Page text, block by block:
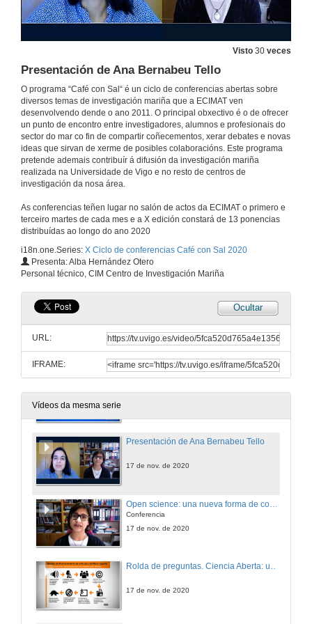
Visto 30 veces
Presentación de Ana Bernabeu Tello
O programa “Café con Sal“ é un ciclo de conferencias abertas sobre
diversos temas de investigación mariña que a ECIMAT ven
desenvolvendo dende o ano 2011. O principal obxectivo é o de ofrecer
un punto de encontro entre investigadores, alumnos e profesionais do
sector do mar co fin de compartir coñecementos, xerar debates e novas
ideas que sirvan de xerme de posibles colaboracións. Este programa
pretende ademais contribuír á difusión da investigación mariña
realizada na Universidade de Vigo e no resto de centros de
investigación da nosa área.
As conferencias teñen lugar no salón de actos da ECIMAT o primero e
terceiro martes de cada mes e a X edición constará de 13 ponencias
distribuídas ao longo do ano 2020
i18n.one.Series: X Ciclo de conferencias Café con Sal 2020
Presenta: Alba Hernández Otero
Personal técnico, CIM Centro de Investigación Mariña
Ocultar
URL:
IFRAME:
Vídeos da mesma serie
15 de dec. de 2020
Size matters, at least speaking about phytoplankton
Conferencia
22 de dec. de 2020
15 de dec. de 2020
Presentación de Carlos Canchaya
1 de dec. de 2020
Xenómica de Mytilus galloprovincialis e a súa microbiota
Conferencia
1 de dec. de 2020
Rolda de preguntas. Xenómica de Mytilus galloprovincialis e a súa microbiota
Presentación de Ana Bernabeu Tello
17 de nov. de 2020
Conferencia
17 de nov. de 2020
Rolda de preguntas. Ciencia Aberta: un novo xeito de concebir o traballo de investigación e difundir os resultados
17 de nov. de 2020